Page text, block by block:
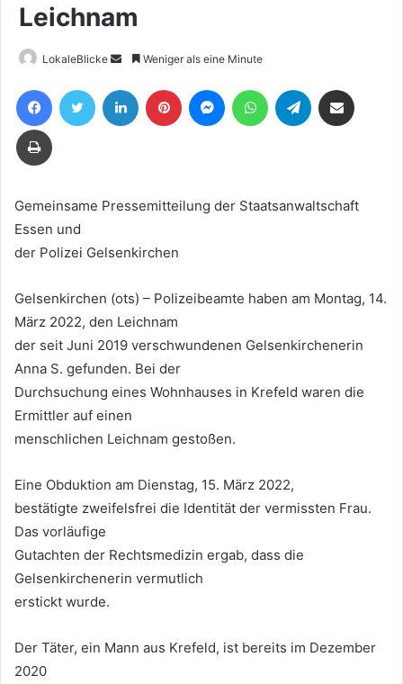
Leichnam
LokaleBlicke
Sende
eine
E-
Weniger als eine Minute
FacebookTwitter LinkedIn Pinterest MessengerWhatsAppTelegram
Drucken
Gemeinsame Pressemitteilung der Staatsanwaltschaft
Essen und
der Polizei Gelsenkirchen
Gelsenkirchen (ots) – Polizeibeamte haben am Montag, 14.
März 2022, den Leichnam
der seit Juni 2019 verschwundenen Gelsenkirchenerin
Anna S. gefunden. Bei der
Durchsuchung eines Wohnhauses in Krefeld waren die
Ermittler auf einen
menschlichen Leichnam gestoßen.
Eine Obduktion am Dienstag, 15. März 2022,
bestätigte zweifelsfrei die Identität der vermissten Frau.
Das vorläufige
Gutachten der Rechtsmedizin ergab, dass die
Gelsenkirchenerin vermutlich
erstickt wurde.
Der Täter, ein Mann aus Krefeld, ist bereits im Dezember
2020